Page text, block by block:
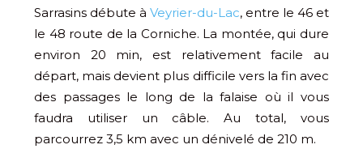
Sarrasins débute à Veyrier-du-Lac, entre le 46 et
le 48 route de la Corniche. La montée, qui dure
environ 20 min, est relativement facile au
départ, mais devient plus difficile vers la fin avec
des passages le long de la falaise où il vous
faudra utiliser un câble. Au total, vous
parcourrez 3,5 km avec un dénivelé de 210 m.